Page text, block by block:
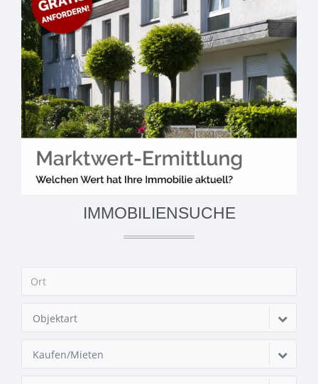
IMMOBILIENSUCHE
Objektart
Kaufen/Mieten